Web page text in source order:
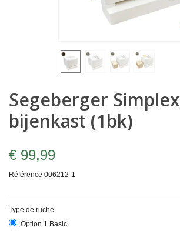
Segeberger Simplex
bijenkast (1bk)
€ 99,99
Référence 006212-1
Type de ruche
Option 1 Basic